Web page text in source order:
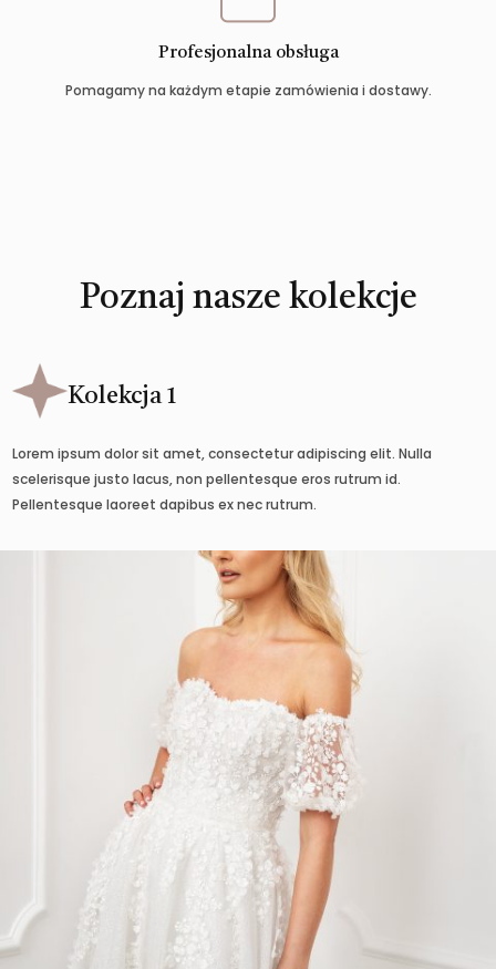
Profesjonalna obsługa
Pomagamy na każdym etapie zamówienia i dostawy.
Poznaj nasze kolekcje
Kolekcja 1
Lorem ipsum dolor sit amet, consectetur adipiscing elit. Nulla
scelerisque justo lacus, non pellentesque eros rutrum id.
Pellentesque laoreet dapibus ex nec rutrum.